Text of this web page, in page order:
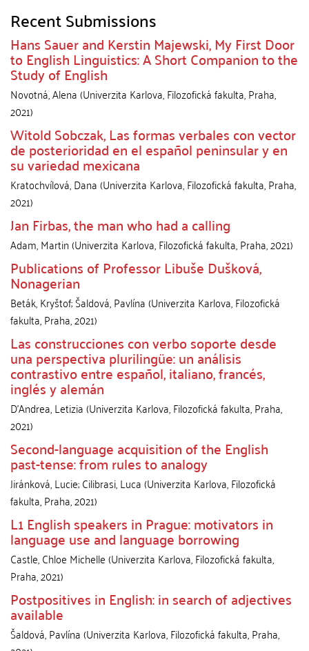
Recent Submissions
Hans Sauer and Kerstin Majewski, My First Door
to English Linguistics: A Short Companion to the
Study of English
Novotná, Alena(Univerzita Karlova, Filozofická fakulta,Praha,
2021)
Witold Sobczak, Las formas verbales con vector
de posterioridad en el español peninsular y en
su variedad mexicana
Kratochvílová, Dana(Univerzita Karlova, Filozofická fakulta,Praha,
2021)
Jan Firbas, the man who had a calling
Adam, Martin(Univerzita Karlova, Filozofická fakulta,Praha,2021)
Publications of Professor Libuše Dušková,
Nonagerian
Beták, Kryštof;Šaldová, Pavlína(Univerzita Karlova, Filozofická
fakulta,Praha,2021)
Las construcciones con verbo soporte desde
una perspectiva plurilingüe: un análisis
contrastivo entre español, italiano, francés,
inglés y alemán
D’Andrea, Letizia(Univerzita Karlova, Filozofická fakulta,Praha,
2021)
Second-language acquisition of the English
past-tense: from rules to analogy
Jiránková, Lucie;Cilibrasi, Luca(Univerzita Karlova, Filozofická
fakulta,Praha,2021)
L1 English speakers in Prague: motivators in
language use and language borrowing
Castle, Chloe Michelle(Univerzita Karlova, Filozofická fakulta,
Praha,2021)
Postpositives in English: in search of adjectives
available
Šaldová, Pavlína(Univerzita Karlova, Filozofická fakulta,Praha,